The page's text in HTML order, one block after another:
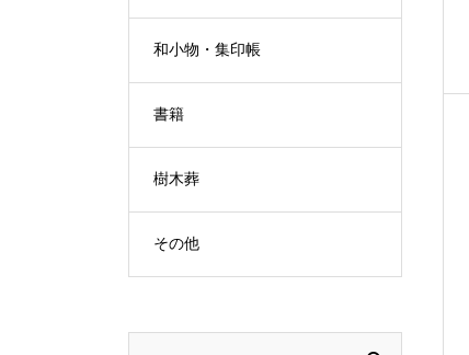
和小物・集印帳
書籍
樹木葬
その他